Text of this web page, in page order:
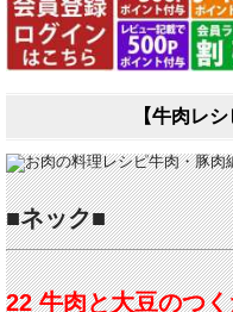
【牛肉レ
■ネック■
22 牛肉と大豆のつ